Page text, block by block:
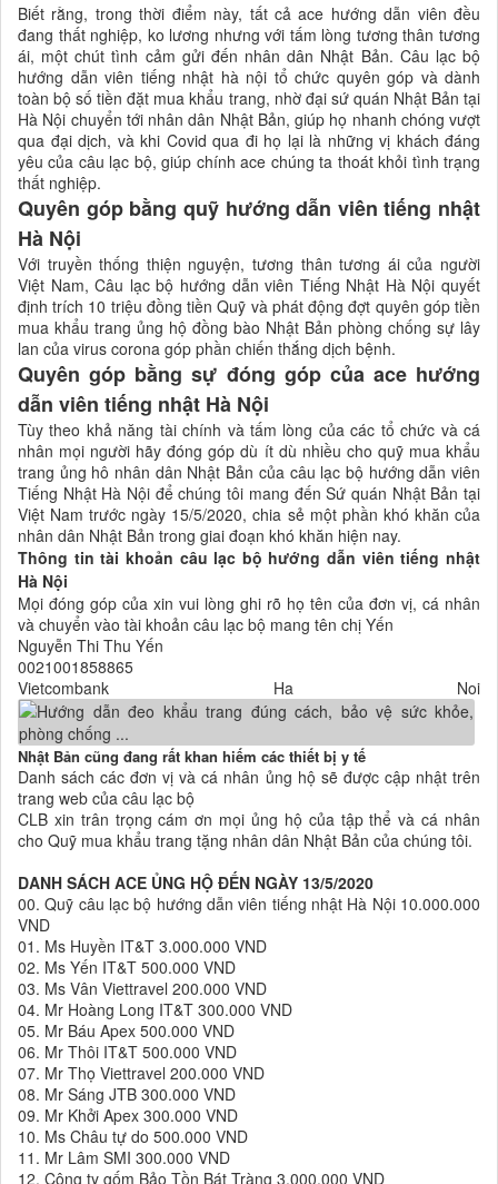
Biết rằng, trong thời điểm này, tất cả ace hướng dẫn viên đều
đang thất nghiệp, ko lương nhưng với tấm lòng tương thân tương
ái, một chút tình cảm gửi đến nhân dân Nhật Bản. Câu lạc bộ
hướng dẫn viên tiếng nhật hà nội tổ chức quyên góp và dành
toàn bộ số tiền đặt mua khẩu trang, nhờ đại sứ quán Nhật Bản tại
Hà Nội chuyển tới nhân dân Nhật Bản, giúp họ nhanh chóng vượt
qua đại dịch, và khi Covid qua đi họ lại là những vị khách đáng
yêu của câu lạc bộ, giúp chính ace chúng ta thoát khỏi tình trạng
thất nghiệp.
Quyên góp bằng quỹ hướng dẫn viên tiếng nhật
Hà Nội
Với truyền thống thiện nguyện, tương thân tương ái của người
Việt Nam, Câu lạc bộ hướng dẫn viên Tiếng Nhật Hà Nội quyết
định trích 10 triệu đồng tiền Quỹ và phát động đợt quyên góp tiền
mua khẩu trang ủng hộ đồng bào Nhật Bản phòng chống sự lây
lan của virus corona góp phần chiến thắng dịch bệnh.
Quyên góp bằng sự đóng góp của ace hướng
dẫn viên tiếng nhật Hà Nội
Tùy theo khả năng tài chính và tấm lòng của các tổ chức và cá
nhân mọi người hãy đóng góp dù ít dù nhiều cho quỹ mua khẩu
trang ủng hô nhân dân Nhật Bản của câu lạc bộ hướng dẫn viên
Tiếng Nhật Hà Nội để chúng tôi mang đến Sứ quán Nhật Bản tại
Việt Nam trước ngày 15/5/2020, chia sẻ một phần khó khăn của
nhân dân Nhật Bản trong giai đoạn khó khăn hiện nay.
Thông tin tài khoản câu lạc bộ hướng dẫn viên tiếng nhật
Hà Nội
Mọi đóng góp của xin vui lòng ghi rõ họ tên của đơn vị, cá nhân
và chuyển vào tài khoản câu lạc bộ mang tên chị Yến
Nguyễn Thi Thu Yến
0021001858865
Vietcombank Ha Noi
Nhật Bản cũng đang rất khan hiếm các thiết bị y tế
Danh sách các đơn vị và cá nhân ủng hộ sẽ được cập nhật trên
trang web của câu lạc bộ
CLB xin trân trọng cám ơn mọi ủng hộ của tập thể và cá nhân
cho Quỹ mua khẩu trang tặng nhân dân Nhật Bản của chúng tôi.
DANH SÁCH ACE ỦNG HỘ ĐẾN NGÀY 13/5/2020
00. Quỹ câu lạc bộ hướng dẫn viên tiếng nhật Hà Nội 10.000.000
VND
01. Ms Huyền IT&T 3.000.000 VND
02. Ms Yến IT&T 500.000 VND
03. Ms Vân Viettravel 200.000 VND
04. Mr Hoàng Long IT&T 300.000 VND
05. Mr Báu Apex 500.000 VND
06. Mr Thôi IT&T 500.000 VND
07. Mr Thọ Viettravel 200.000 VND
08. Mr Sáng JTB 300.000 VND
09. Mr Khởi Apex 300.000 VND
10. Ms Châu tự do 500.000 VND
11. Mr Lâm SMI 300.000 VND
12. Công ty gốm Bảo Tồn Bát Tràng 3.000.000 VND